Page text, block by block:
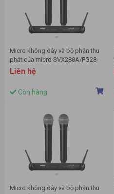
Micro không dây và bộ phận thu
phát của micro SVX288A/PG28-
J9 hiệu Shure
Liên hệ
Còn hàng
Micro không dây và bộ phận thu